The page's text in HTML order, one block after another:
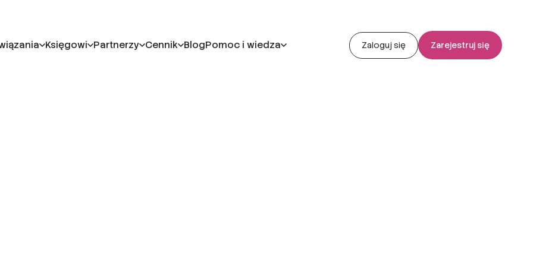
Księgowi Partnerzy Cennik BlogPomoc i wiedza Zaloguj się Zarejestruj się